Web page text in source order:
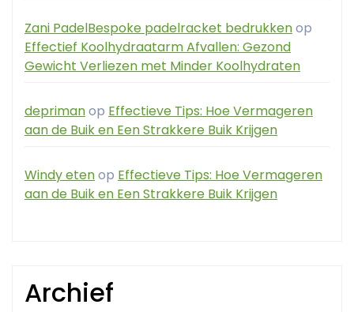
Zani PadelBespoke padelracket bedrukkenop
Effectief Koolhydraatarm Afvallen: Gezond
Gewicht Verliezen met Minder Koolhydraten
deprimanop Effectieve Tips: Hoe Vermageren
aan de Buik en Een Strakkere Buik Krijgen
Windy etenop Effectieve Tips: Hoe Vermageren
aan de Buik en Een Strakkere Buik Krijgen
Archief